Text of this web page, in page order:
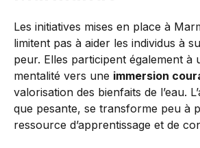
Les initiatives mises en place à
limitent pas à aider les individus à
peur. Elles participent également à
mentalité vers une immersion
valorisation des bienfaits de l’eau.
que pesante, se transforme peu à
ressource d’apprentissage et de